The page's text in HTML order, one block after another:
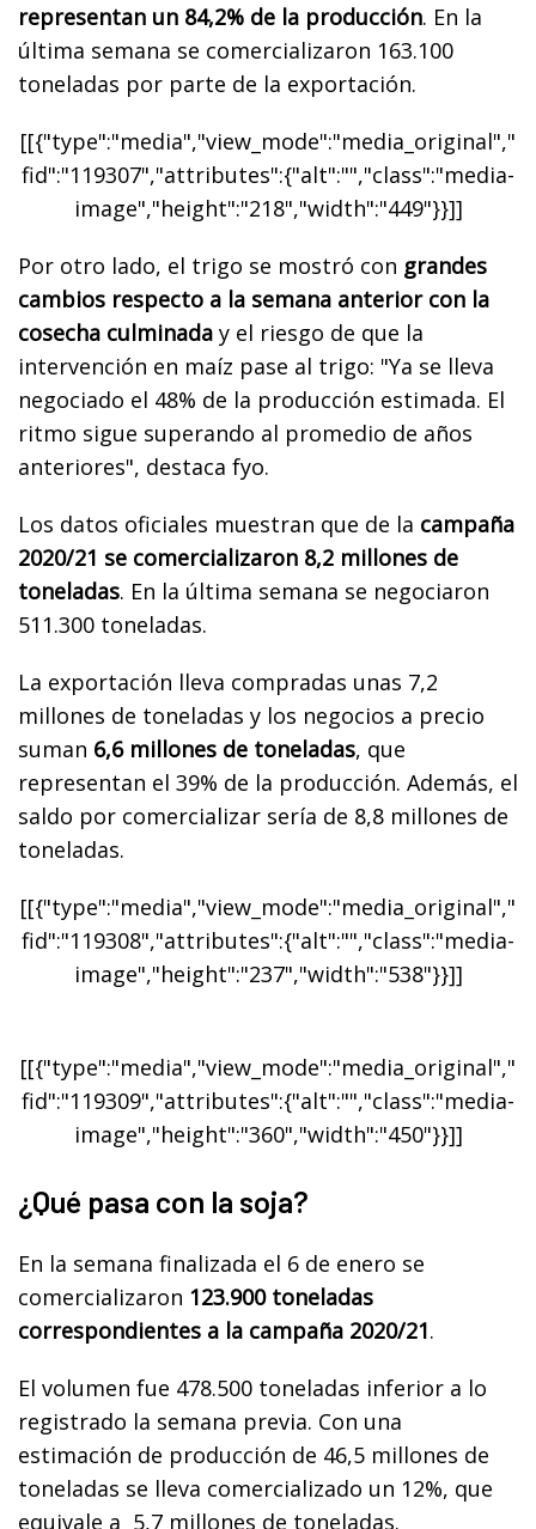
representan un 84,2% de la producción. En la
última semana se comercializaron 163.100
toneladas por parte de la exportación.
[[{"type":"media","view_mode":"media_original","
fid":"119307","attributes":{"alt":"","class":"media-
image","height":"218","width":"449"}}]]
Por otro lado, el trigo se mostró con grandes
cambios respecto a la semana anterior con la
cosecha culminada y el riesgo de que la
intervención en maíz pase al trigo: "Ya se lleva
negociado el 48% de la producción estimada. El
ritmo sigue superando al promedio de años
anteriores", destaca fyo.
Los datos oficiales muestran que de la campaña
2020/21 se comercializaron 8,2 millones de
toneladas. En la última semana se negociaron
511.300 toneladas.
La exportación lleva compradas unas 7,2
millones de toneladas y los negocios a precio
suman 6,6 millones de toneladas, que
representan el 39% de la producción. Además, el
saldo por comercializar sería de 8,8 millones de
toneladas.
[[{"type":"media","view_mode":"media_original","
fid":"119308","attributes":{"alt":"","class":"media-
image","height":"237","width":"538"}}]]
[[{"type":"media","view_mode":"media_original","
fid":"119309","attributes":{"alt":"","class":"media-
image","height":"360","width":"450"}}]]
¿Qué pasa con la soja?
En la semana finalizada el 6 de enero se
comercializaron 123.900 toneladas
correspondientes a la campaña 2020/21.
El volumen fue 478.500 toneladas inferior a lo
registrado la semana previa. Con una
estimación de producción de 46,5 millones de
toneladas se lleva comercializado un 12%, que
equivale a 5,7 millones de toneladas.